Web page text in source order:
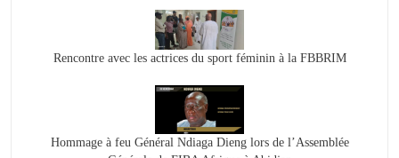
Rencontre avec les actrices du sport féminin à la FBBRIM
Hommage à feu Général Ndiaga Dieng lors de l’Assemblée